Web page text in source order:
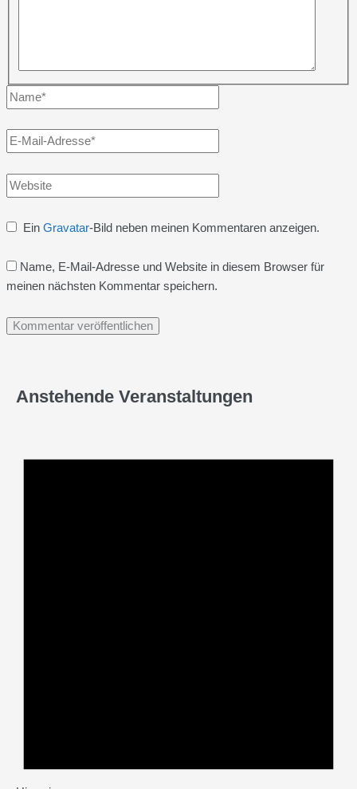
Name*
E-
Mail-
Adresse*
Website
Ein Gravatar-Bild neben meinen Kommentaren anzeigen.
Name, E-Mail-Adresse und Website in diesem Browser für
meinen nächsten Kommentar speichern.
Anstehende Veranstaltungen